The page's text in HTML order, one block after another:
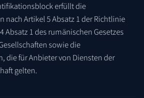
erfüllt die
nach Artikel 5 Absatz 1 der Richtlinie
Absatz 1 des rumänischen Gesetzes
sowie die
die für Anbieter von Diensten der
gelten.